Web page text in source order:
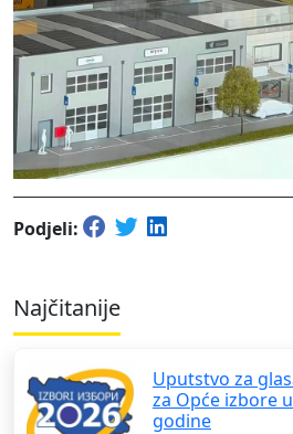
Podjeli:
Najčitanije
Uputstvo za
za Opće izbore
godine